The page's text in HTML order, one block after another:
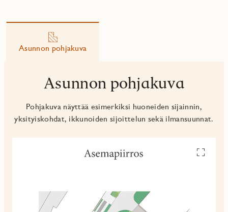
Asunnon pohjakuva
Asunnon pohjakuva
Pohjakuva näyttää esimerkiksi huoneiden sijainnin,
yksityiskohdat, ikkunoiden sijoittelun sekä ilmansuunnat.
Avaa